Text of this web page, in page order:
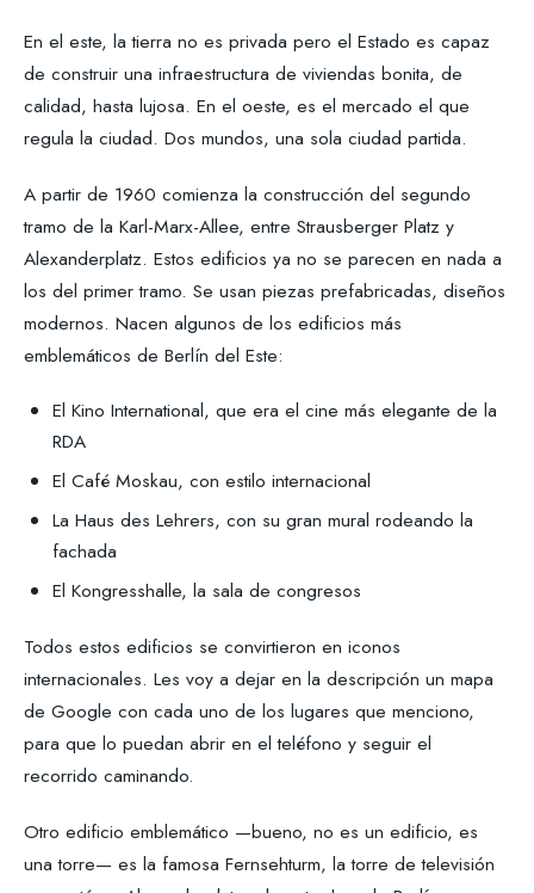
En el este, la tierra no es privada pero el Estado es capaz
de construir una infraestructura de viviendas bonita, de
calidad, hasta lujosa. En el oeste, es el mercado el que
regula la ciudad. Dos mundos, una sola ciudad partida.
A partir de 1960 comienza la construcción del segundo
tramo de la Karl-Marx-Allee, entre Strausberger Platz y
Alexanderplatz. Estos edificios ya no se parecen en nada a
los del primer tramo. Se usan piezas prefabricadas, diseños
modernos. Nacen algunos de los edificios más
emblemáticos de Berlín del Este:
El Kino International, que era el cine más elegante de la
RDA
El Café Moskau, con estilo internacional
La Haus des Lehrers, con su gran mural rodeando la
fachada
El Kongresshalle, la sala de congresos
Todos estos edificios se convirtieron en iconos
internacionales. Les voy a dejar en la descripción un mapa
de Google con cada uno de los lugares que menciono,
para que lo puedan abrir en el teléfono y seguir el
recorrido caminando.
Otro edificio emblemático —bueno, no es un edificio, es
una torre— es la famosa Fernsehturm, la torre de televisión